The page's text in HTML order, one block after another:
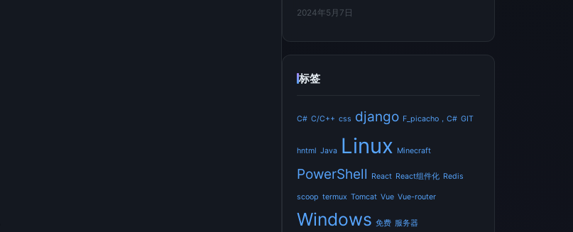
2024年5月7日
标签
C# C/C++ css django F_picacho，C# GIT
hntml Java Linux Minecraft
PowerShell React React组件化 Redis
scoop termux Tomcat Vue Vue-router
Windows 免费 服务器